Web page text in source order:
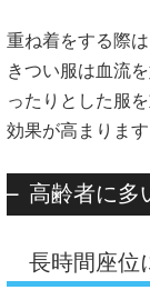
重ね着をする際
きつい服は血流
ったりとした服
効果が高まります
高齢者に多
長時間座位